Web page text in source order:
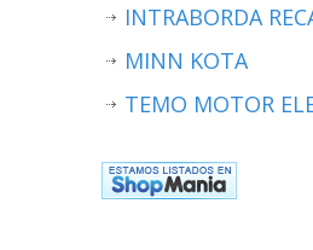
INTRABORDA
MINN KOTA
TEMO MOTOR